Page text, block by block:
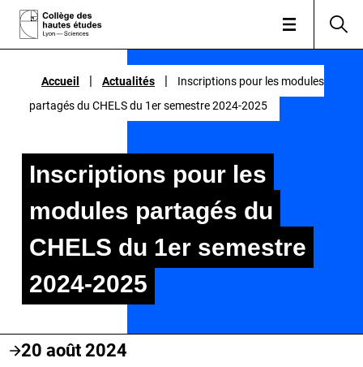
Accueil | Actualités |
Inscriptions pour les modules
partagés du CHELS du 1er semestre 2024-2025
Accueil | Actualités |
Inscriptions pour les modules
partagés du CHELS du 1er semestre 2024-2025
Inscriptions pour les
modules partagés du
CHELS du 1er semestre
2024-2025
20 août 2024